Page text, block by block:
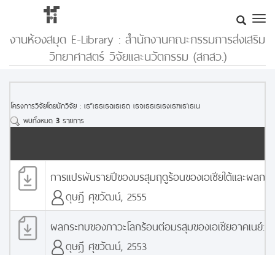
งานห้องสมุด E-Library : สำนักงานคณะกรรมการส่งเสริม
วิทยาศาสตร์ วิจัยและนวัตกรรม (สกสว.)
โครงการวิจัยโดยนักวิจัย : เธ”เธธเธฉเธเธต เธจเธธเธเธงเธฑเธ’เธเน
พบทั้งหมด 3 รายการ
การแปรผันรายปีของมรสุมฤดูร้อนของเอเชียใต้และผล
ดุษฎี ศุขวัฒน์, 2555
ผลกระทบของภาวะโลกร้อนต่อมรสุมของเอเชียอาคเน
ดุษฎี ศุขวัฒน์, 2553